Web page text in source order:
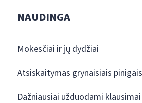
NAUDINGA
Mokesčiai ir jų dydžiai
Atsiskaitymas grynaisiais pinigais
Dažniausiai užduodami klausimai